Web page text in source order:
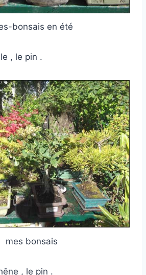
bonsais en été
, le pin .
mes bonsais
, le pin .